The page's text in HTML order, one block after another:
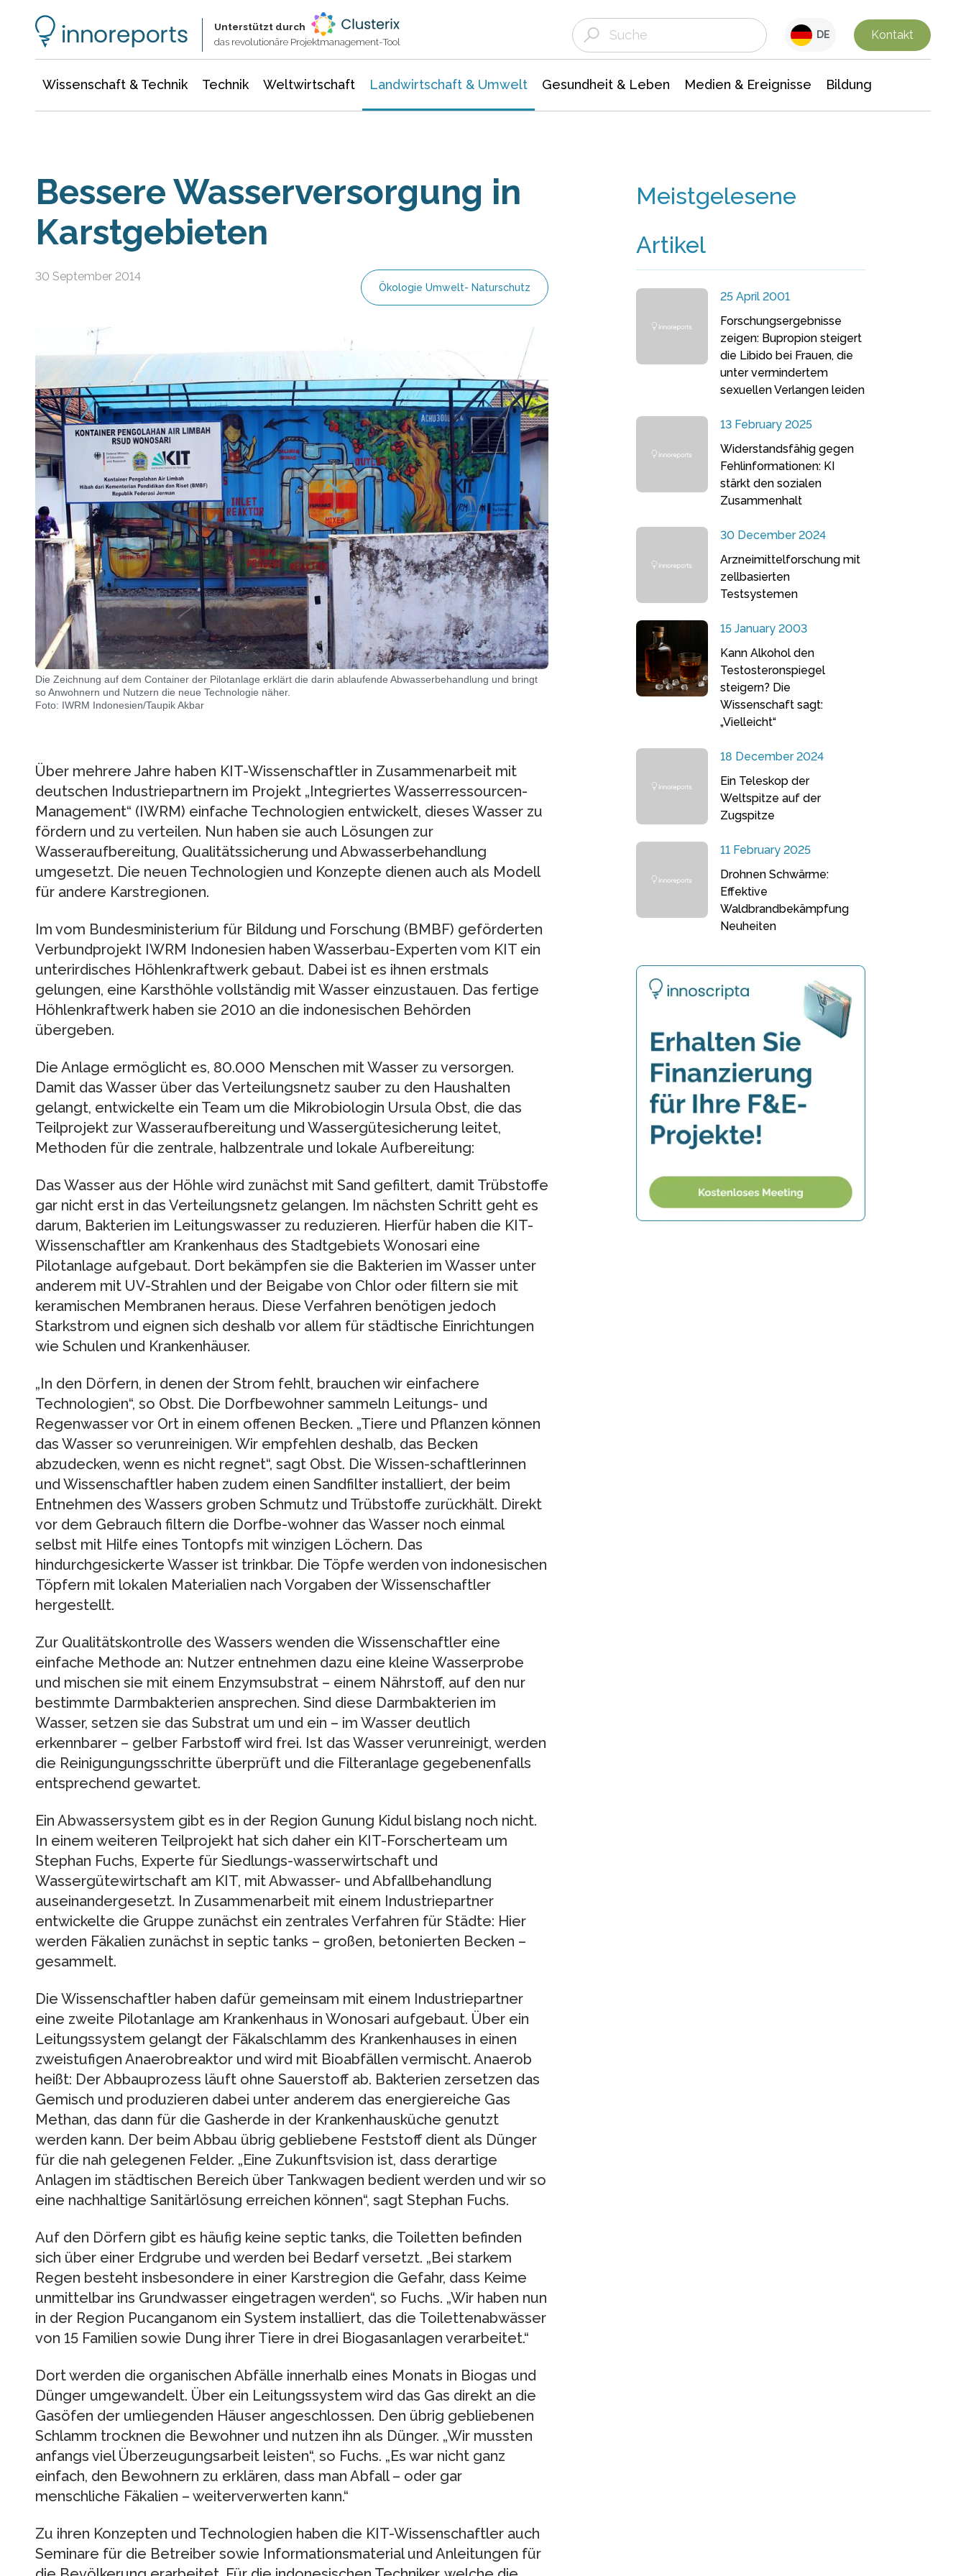
Unterstützt durch
das revolutionäre Projektmanagement-Tool
DE Kontakt
Wissenschaft & Technik Technik Weltwirtschaft Landwirtschaft & Umwelt Gesundheit & Leben Medien & Ereignisse Bildung
Bessere Wasserversorgung in
Karstgebieten
30 September 2014
Ökologie Umwelt- Naturschutz
Die Zeichnung auf dem Container der Pilotanlage erklärt die darin ablaufende Abwasserbehandlung und bringt
so Anwohnern und Nutzern die neue Technologie näher.
Foto: IWRM Indonesien/Taupik Akbar
Über mehrere Jahre haben KIT-Wissenschaftler in Zusammenarbeit mit
deutschen Industriepartnern im Projekt „Integriertes Wasserressourcen-
Management“ (IWRM) einfache Technologien entwickelt, dieses Wasser zu
fördern und zu verteilen. Nun haben sie auch Lösungen zur
Wasseraufbereitung, Qualitätssicherung und Abwasserbehandlung
umgesetzt. Die neuen Technologien und Konzepte dienen auch als Modell
für andere Karstregionen.
Im vom Bundesministerium für Bildung und Forschung (BMBF) geförderten
Verbundprojekt IWRM Indonesien haben Wasserbau-Experten vom KIT ein
unterirdisches Höhlenkraftwerk gebaut. Dabei ist es ihnen erstmals
gelungen, eine Karsthöhle vollständig mit Wasser einzustauen. Das fertige
Höhlenkraftwerk haben sie 2010 an die indonesischen Behörden
übergeben.
Die Anlage ermöglicht es, 80.000 Menschen mit Wasser zu versorgen.
Damit das Wasser über das Verteilungsnetz sauber zu den Haushalten
gelangt, entwickelte ein Team um die Mikrobiologin Ursula Obst, die das
Teilprojekt zur Wasseraufbereitung und Wassergütesicherung leitet,
Methoden für die zentrale, halbzentrale und lokale Aufbereitung:
Das Wasser aus der Höhle wird zunächst mit Sand gefiltert, damit Trübstoffe
gar nicht erst in das Verteilungsnetz gelangen. Im nächsten Schritt geht es
darum, Bakterien im Leitungswasser zu reduzieren. Hierfür haben die KIT-
Wissenschaftler am Krankenhaus des Stadtgebiets Wonosari eine
Pilotanlage aufgebaut. Dort bekämpfen sie die Bakterien im Wasser unter
anderem mit UV-Strahlen und der Beigabe von Chlor oder filtern sie mit
keramischen Membranen heraus. Diese Verfahren benötigen jedoch
Starkstrom und eignen sich deshalb vor allem für städtische Einrichtungen
wie Schulen und Krankenhäuser.
„In den Dörfern, in denen der Strom fehlt, brauchen wir einfachere
Technologien“, so Obst. Die Dorfbewohner sammeln Leitungs- und
Regenwasser vor Ort in einem offenen Becken. „Tiere und Pflanzen können
das Wasser so verunreinigen. Wir empfehlen deshalb, das Becken
abzudecken, wenn es nicht regnet“, sagt Obst. Die Wissen-schaftlerinnen
und Wissenschaftler haben zudem einen Sandfilter installiert, der beim
Entnehmen des Wassers groben Schmutz und Trübstoffe zurückhält. Direkt
vor dem Gebrauch filtern die Dorfbe-wohner das Wasser noch einmal
selbst mit Hilfe eines Tontopfs mit winzigen Löchern. Das
hindurchgesickerte Wasser ist trinkbar. Die Töpfe werden von indonesischen
Töpfern mit lokalen Materialien nach Vorgaben der Wissenschaftler
hergestellt.
Zur Qualitätskontrolle des Wassers wenden die Wissenschaftler eine
einfache Methode an: Nutzer entnehmen dazu eine kleine Wasserprobe
und mischen sie mit einem Enzymsubstrat – einem Nährstoff, auf den nur
bestimmte Darmbakterien ansprechen. Sind diese Darmbakterien im
Wasser, setzen sie das Substrat um und ein – im Wasser deutlich
erkennbarer – gelber Farbstoff wird frei. Ist das Wasser verunreinigt, werden
die Reinigungungsschritte überprüft und die Filteranlage gegebenenfalls
entsprechend gewartet.
Ein Abwassersystem gibt es in der Region Gunung Kidul bislang noch nicht.
In einem weiteren Teilprojekt hat sich daher ein KIT-Forscherteam um
Stephan Fuchs, Experte für Siedlungs-wasserwirtschaft und
Wassergütewirtschaft am KIT, mit Abwasser- und Abfallbehandlung
auseinandergesetzt. In Zusammenarbeit mit einem Industriepartner
entwickelte die Gruppe zunächst ein zentrales Verfahren für Städte: Hier
werden Fäkalien zunächst in septic tanks – großen, betonierten Becken –
gesammelt.
Die Wissenschaftler haben dafür gemeinsam mit einem Industriepartner
eine zweite Pilotanlage am Krankenhaus in Wonosari aufgebaut. Über ein
Leitungssystem gelangt der Fäkalschlamm des Krankenhauses in einen
zweistufigen Anaerobreaktor und wird mit Bioabfällen vermischt. Anaerob
heißt: Der Abbauprozess läuft ohne Sauerstoff ab. Bakterien zersetzen das
Gemisch und produzieren dabei unter anderem das energiereiche Gas
Methan, das dann für die Gasherde in der Krankenhausküche genutzt
werden kann. Der beim Abbau übrig gebliebene Feststoff dient als Dünger
für die nah gelegenen Felder. „Eine Zukunftsvision ist, dass derartige
Anlagen im städtischen Bereich über Tankwagen bedient werden und wir so
eine nachhaltige Sanitärlösung erreichen können“, sagt Stephan Fuchs.
Auf den Dörfern gibt es häufig keine septic tanks, die Toiletten befinden
sich über einer Erdgrube und werden bei Bedarf versetzt. „Bei starkem
Regen besteht insbesondere in einer Karstregion die Gefahr, dass Keime
unmittelbar ins Grundwasser eingetragen werden“, so Fuchs. „Wir haben nun
in der Region Pucanganom ein System installiert, das die Toilettenabwässer
von 15 Familien sowie Dung ihrer Tiere in drei Biogasanlagen verarbeitet.“
Dort werden die organischen Abfälle innerhalb eines Monats in Biogas und
Dünger umgewandelt. Über ein Leitungssystem wird das Gas direkt an die
Gasöfen der umliegenden Häuser angeschlossen. Den übrig gebliebenen
Schlamm trocknen die Bewohner und nutzen ihn als Dünger. „Wir mussten
anfangs viel Überzeugungsarbeit leisten“, so Fuchs. „Es war nicht ganz
einfach, den Bewohnern zu erklären, dass man Abfall – oder gar
menschliche Fäkalien – weiterverwerten kann.“
Zu ihren Konzepten und Technologien haben die KIT-Wissenschaftler auch
Seminare für die Betreiber sowie Informationsmaterial und Anleitungen für
Meistgelesene
Artikel
25 April 2001
Forschungsergebnisse
zeigen: Bupropion steigert
die Libido bei Frauen, die
unter vermindertem
sexuellen Verlangen leiden
13 February 2025
Widerstandsfähig gegen
Fehlinformationen: KI
stärkt den sozialen
Zusammenhalt
30 December 2024
Arzneimittelforschung mit
zellbasierten
Testsystemen
15 January 2003
Kann Alkohol den
Testosteronspiegel
steigern? Die
Wissenschaft sagt:
„Vielleicht“
18 December 2024
Ein Teleskop der
Weltspitze auf der
Zugspitze
11 February 2025
Drohnen Schwärme:
Effektive
Waldbrandbekämpfung
Neuheiten